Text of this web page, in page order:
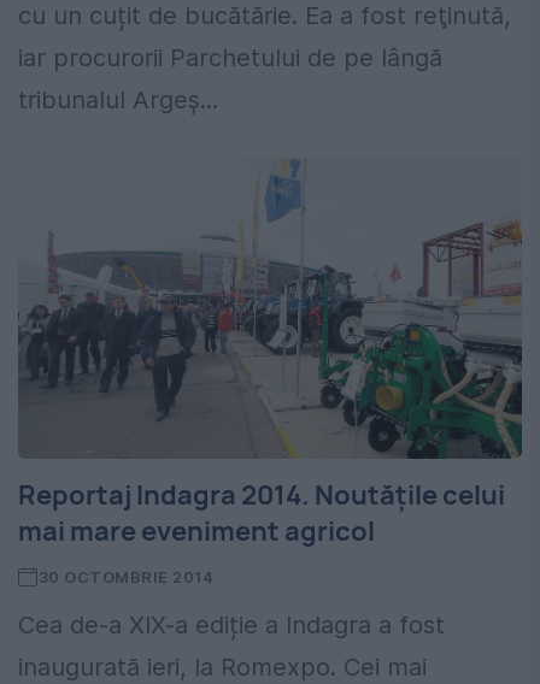
cu un cuțit de bucătărie. Ea a fost reţinută,
iar procurorii Parchetului de pe lângă
tribunalul Argeş...
Reportaj Indagra 2014. Noutățile celui
mai mare eveniment agricol
30 OCTOMBRIE 2014
Cea de-a XIX-a ediție a Indagra a fost
inaugurată ieri, la Romexpo. Cei mai